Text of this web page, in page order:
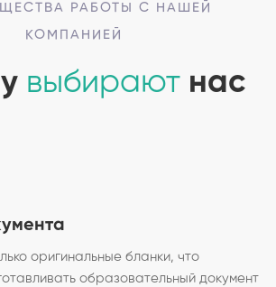
РАБОТЫ С НАШЕЙ
КОМПАНИЕЙ
выбираютнас
оригинальные бланки, что
образовательный документ